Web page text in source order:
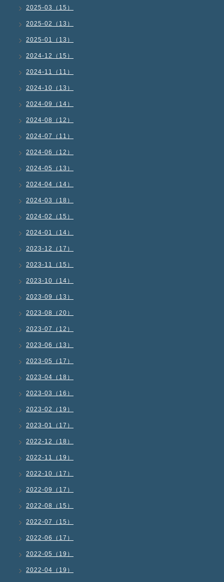
2025-03（15）
2025-02（13）
2025-01（13）
2024-12（15）
2024-11（11）
2024-10（13）
2024-09（14）
2024-08（12）
2024-07（11）
2024-06（12）
2024-05（13）
2024-04（14）
2024-03（18）
2024-02（15）
2024-01（14）
2023-12（17）
2023-11（15）
2023-10（14）
2023-09（13）
2023-08（20）
2023-07（12）
2023-06（13）
2023-05（17）
2023-04（18）
2023-03（16）
2023-02（19）
2023-01（17）
2022-12（18）
2022-11（19）
2022-10（17）
2022-09（17）
2022-08（15）
2022-07（15）
2022-06（17）
2022-05（19）
2022-04（19）